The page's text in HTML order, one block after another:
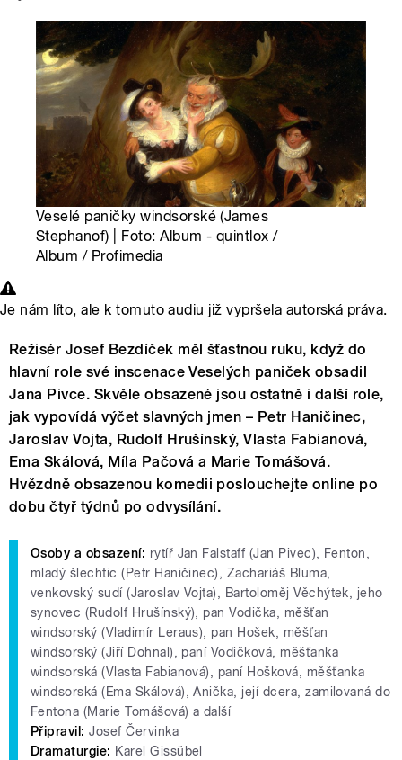
Veselé paničky windsorské (James
Stephanof) | Foto: Album - quintlox /
Album / Profimedia
Je nám líto, ale k tomuto audiu již vypršela autorská práva.
Režisér Josef Bezdíček měl šťastnou ruku, když do
hlavní role své inscenace Veselých paniček obsadil
Jana Pivce. Skvěle obsazené jsou ostatně i další role,
jak vypovídá výčet slavných jmen – Petr Haničinec,
Jaroslav Vojta, Rudolf Hrušínský, Vlasta Fabianová,
Ema Skálová, Míla Pačová a Marie Tomášová.
Hvězdně obsazenou komedii poslouchejte online po
dobu čtyř týdnů po odvysílání.
Osoby a obsazení: rytíř Jan Falstaff (Jan Pivec), Fenton,
mladý šlechtic (Petr Haničinec), Zachariáš Bluma,
venkovský sudí (Jaroslav Vojta), Bartoloměj Věchýtek, jeho
synovec (Rudolf Hrušínský), pan Vodička, měšťan
windsorský (Vladimír Leraus), pan Hošek, měšťan
windsorský (Jiří Dohnal), paní Vodičková, měšťanka
windsorská (Vlasta Fabianová), paní Hošková, měšťanka
windsorská (Ema Skálová), Anička, její dcera, zamilovaná do
Fentona (Marie Tomášová) a další
Připravil: Josef Červinka
Dramaturgie: Karel Gissübel